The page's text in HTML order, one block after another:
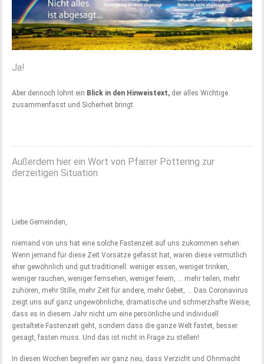
Ja!
Aber dennoch lohnt ein Blick in den Hinweistext, der alles Wichtige
zusammenfasst und Sicherheit bringt.
Außerdem hier ein Wort von Pfarrer Pöttering zur
derzeitigen Situation
Liebe Gemeinden,
niemand von uns hat eine solche Fastenzeit auf uns zukommen sehen.
Wenn jemand für diese Zeit Vorsätze gefasst hat, waren diese vermutlich
eher gewöhnlich und gut traditionell: weniger essen, weniger trinken,
weniger rauchen, weniger fernsehen, weniger feiern, … mehr teilen, mehr
zuhören, mehr Stille, mehr Zeit für andere, mehr Gebet, … Das Coronavirus
zeigt uns auf ganz ungewöhnliche, dramatische und schmerzhafte Weise,
dass es in diesem Jahr nicht um eine persönliche und individuell
gestaltete Fastenzeit geht, sondern dass die ganze Welt fastet, besser
gesagt, fasten muss. Und das ist nicht in Frage zu stellen!
In diesen Wochen begreifen wir ganz neu, dass Verzicht und Ohnmacht